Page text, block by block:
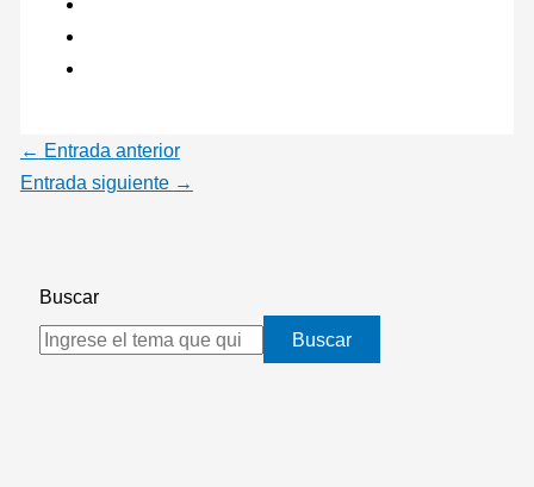
← Entrada anterior
Entrada siguiente →
Buscar
Buscar